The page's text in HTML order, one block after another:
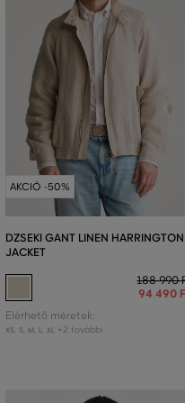
AKCIÓ -50%
DZSEKI GANT LINEN HARRINGTON
JACKET
188 990
94 490
Elérhető méretek:
XS, S, M L XL +2 további